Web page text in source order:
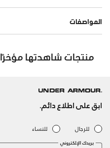
المواصفات
منتجات شاهدتها مؤخرًا
ابق على اطلاع دائم.
للرجال للنساء
بريدك الإلكتروني